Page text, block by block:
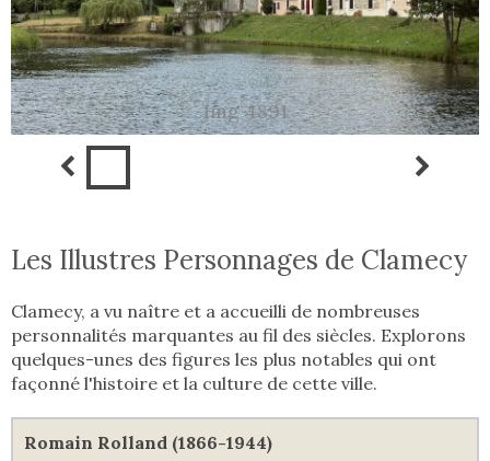
Img 4891
Les Illustres Personnages de Clamecy
Clamecy, a vu naître et a accueilli de nombreuses
personnalités marquantes au fil des siècles. Explorons
quelques-unes des figures les plus notables qui ont
façonné l'histoire et la culture de cette ville.
Romain Rolland (1866-1944)